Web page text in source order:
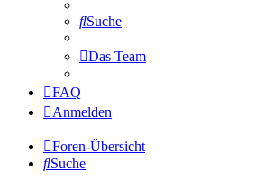
Suche
Das Team
FAQ
Anmelden
Foren-Übersicht
Suche